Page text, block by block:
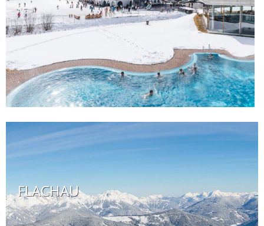
FLACHAU